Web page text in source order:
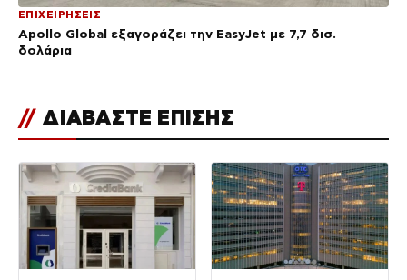
ΕΠΙΧΕΙΡΗΣΕΙΣ
Apollo Global εξαγοράζει την EasyJet με 7,7 δισ.
δολάρια
// ΔΙΑΒΑΣΤΕ ΕΠΙΣΗΣ